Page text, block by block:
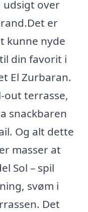
over
er
kunne nyde
din favorit i
El Zurbaran.
out terrasse,
snackbaren
Og alt dette
masser at
Sol – spil
svøm i
Det